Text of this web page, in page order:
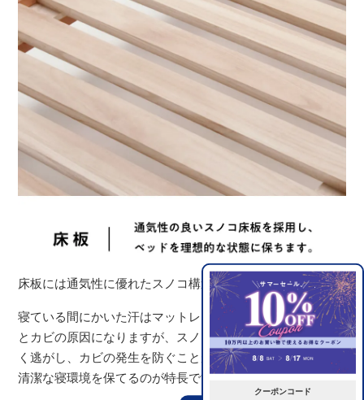
クーポンコード
床板には通気性に優れたスノコ構造を採用。
寝ている間にかいた汗はマットレスに吸収され、放置する
とカビの原因になりますが、スノコ床板なら湿気を効率よ
く逃がし、カビの発生を防ぐことができます。常に快適で
清潔な寝環境を保てるのが特長です。